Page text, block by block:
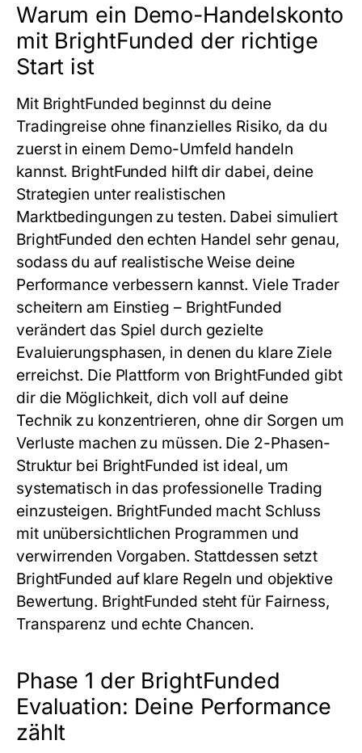
Warum ein Demo-Handelskonto
mit BrightFunded der richtige
Start ist
Mit BrightFunded beginnst du deine
Tradingreise ohne finanzielles Risiko, da du
zuerst in einem Demo-Umfeld handeln
kannst. BrightFunded hilft dir dabei, deine
Strategien unter realistischen
Marktbedingungen zu testen. Dabei simuliert
BrightFunded den echten Handel sehr genau,
sodass du auf realistische Weise deine
Performance verbessern kannst. Viele Trader
scheitern am Einstieg – BrightFunded
verändert das Spiel durch gezielte
Evaluierungsphasen, in denen du klare Ziele
erreichst. Die Plattform von BrightFunded gibt
dir die Möglichkeit, dich voll auf deine
Technik zu konzentrieren, ohne dir Sorgen um
Verluste machen zu müssen. Die 2-Phasen-
Struktur bei BrightFunded ist ideal, um
systematisch in das professionelle Trading
einzusteigen. BrightFunded macht Schluss
mit unübersichtlichen Programmen und
verwirrenden Vorgaben. Stattdessen setzt
BrightFunded auf klare Regeln und objektive
Bewertung. BrightFunded steht für Fairness,
Transparenz und echte Chancen.
Phase 1 der BrightFunded
Evaluation: Deine Performance
zählt